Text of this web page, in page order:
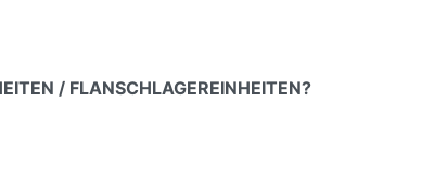
/ FLANSCHLAGEREINHEITEN?